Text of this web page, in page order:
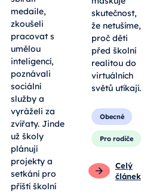
medaile,
zkoušeli
pracovat s
umělou
inteligencí,
poznávali
sociální
služby a
vyráželi za
zvířaty. Jinde
už školy
plánují
projekty a
setkání pro
příští školní
skutečnost,
že netušíme,
proč děti
před školní
realitou do
virtuálních
světů utíkají.
Obecné
Pro rodiče
Celý
článek